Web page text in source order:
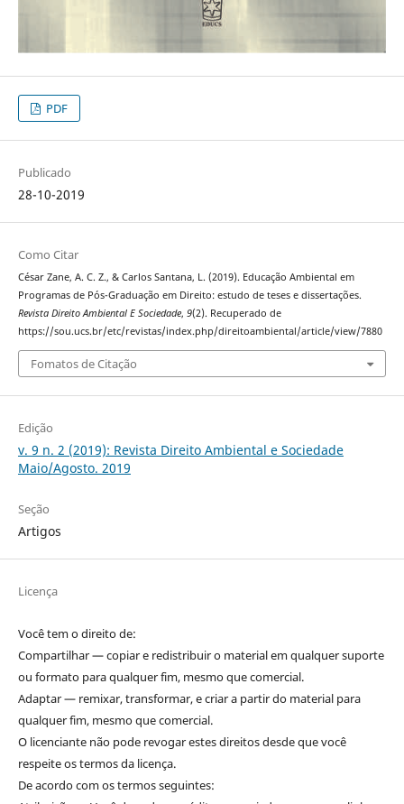
PDF
Publicado
28-10-2019
Como Citar
César Zane, A. C. Z., & Carlos Santana, L. (2019). Educação Ambiental em
Programas de Pós-Graduação em Direito: estudo de teses e dissertações.
Revista Direito Ambiental E Sociedade, 9(2). Recuperado de
https://sou.ucs.br/etc/revistas/index.php/direitoambiental/article/view/7880
Fomatos de Citação
Edição
v. 9 n. 2 (2019): Revista Direito Ambiental e Sociedade
Maio/Agosto. 2019
Seção
Artigos
Licença
Você tem o direito de:
Compartilhar — copiar e redistribuir o material em qualquer suporte
ou formato para qualquer fim, mesmo que comercial.
Adaptar — remixar, transformar, e criar a partir do material para
qualquer fim, mesmo que comercial.
O licenciante não pode revogar estes direitos desde que você
respeite os termos da licença.
De acordo com os termos seguintes: